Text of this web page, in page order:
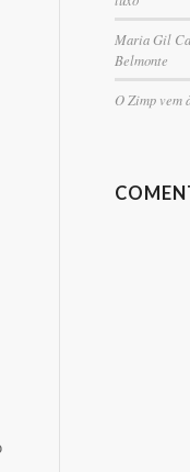
Maria Gil
Belmonte
O Zimp vem